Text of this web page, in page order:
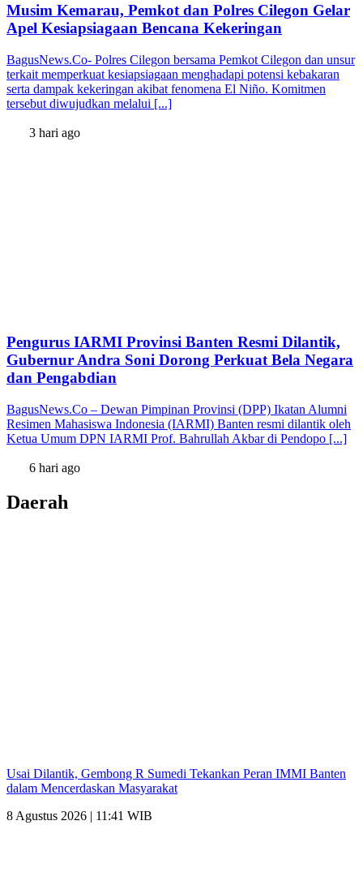
Musim Kemarau, Pemkot dan Polres Cilegon Gelar
Apel Kesiapsiagaan Bencana Kekeringan
BagusNews.Co- Polres Cilegon bersama Pemkot Cilegon dan unsur
terkait memperkuat kesiapsiagaan menghadapi potensi kebakaran
serta dampak kekeringan akibat fenomena El Niño. Komitmen
tersebut diwujudkan melalui [...]
3 hari ago
Pengurus IARMI Provinsi Banten Resmi Dilantik,
Gubernur Andra Soni Dorong Perkuat Bela Negara
dan Pengabdian
BagusNews.Co – Dewan Pimpinan Provinsi (DPP) Ikatan Alumni
Resimen Mahasiswa Indonesia (IARMI) Banten resmi dilantik oleh
Ketua Umum DPN IARMI Prof. Bahrullah Akbar di Pendopo [...]
6 hari ago
Daerah
Usai Dilantik, Gembong R Sumedi Tekankan Peran IMMI Banten
dalam Mencerdaskan Masyarakat
8 Agustus 2026 | 11:41 WIB